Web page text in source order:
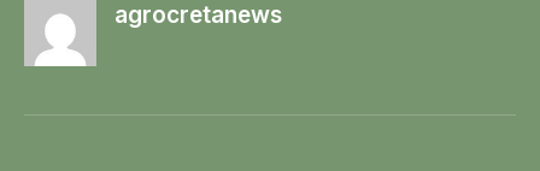
agrocretanews